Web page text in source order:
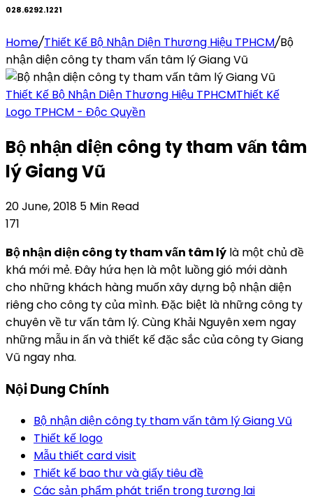
028.6292.1221
Home/Thiết Kế Bộ Nhận Diện Thương Hiệu TPHCM/Bộ
nhận diện công ty tham vấn tâm lý Giang Vũ
Thiết Kế Bộ Nhận Diện Thương Hiệu TPHCMThiết Kế
Logo TPHCM - Độc Quyền
Bộ nhận diện công ty tham vấn tâm
lý Giang Vũ
20 June, 2018 5 Min Read
171
Bộ nhận diện công ty tham vấn tâm lý là một chủ đề
khá mới mẻ. Đây hứa hẹn là một luồng gió mới dành
cho những khách hàng muốn xây dựng bộ nhận diện
riêng cho công ty của mình. Đặc biệt là những công ty
chuyên về tư vấn tâm lý. Cùng Khải Nguyên xem ngay
những mẫu in ấn và thiết kế đặc sắc của công ty Giang
Vũ ngay nha.
Nội Dung Chính
Bộ nhận diện công ty tham vấn tâm lý Giang Vũ
Thiết kế logo
Mẫu thiết card visit
Thiết kế bao thư và giấy tiêu đề
Các sản phẩm phát triển trong tương lai